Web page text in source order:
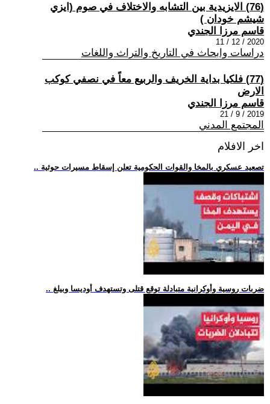
(76) الايزيدية بين التشابه والاختلاف في صوم (ايزي
شيشم خودان )
قاسم مرزا الجندي
2020 / 12 / 11
دراسات وابحاث في التاريخ والتراث واللغات
(77) فلكيا بداية الخريف والربيع معاً في نصفي كوكب
الارض
قاسم مرزا الجندي
2019 / 9 / 21
المجتمع المدني
اخر الافلام
.. تصعيد عسكري بالمخا والقوات الحكومية تعلن إسقاط مسيرات حوثية
.. ضربات روسية وأوكرانية متبادلة توقع قتلى وتستهدف أوديسا وبيلغ